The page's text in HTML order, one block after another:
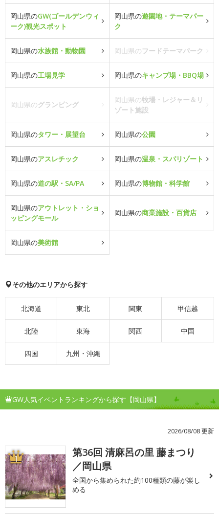
岡山県のGW(ゴールデンウィ
ーク)観光スポット
岡山県の遊園地・テーマパー
ク
岡山県の水族館・動物園 岡山県のフードテーマパーク
岡山県の工場見学 岡山県のキャンプ場・BBQ場
岡山県のグランピング
岡山県の牧場・レジャー＆リ
ゾート施設
岡山県のタワー・展望台 岡山県の公園
岡山県のアスレチック 岡山県の温泉・スパリゾート
岡山県の道の駅・SA/PA 岡山県の博物館・科学館
岡山県のアウトレット・ショ
ッピングモール
岡山県の商業施設・百貨店
岡山県の美術館
その他のエリアから探す
北海道 東北 関東 甲信越
北陸 東海 関西 中国
四国 九州・沖縄
GW人気イベントランキングから探す【岡山県】
2026/08/08 更新
1
第36回 清麻呂の里 藤まつり
／岡山県
全国から集められた約100種類の藤が楽し
める